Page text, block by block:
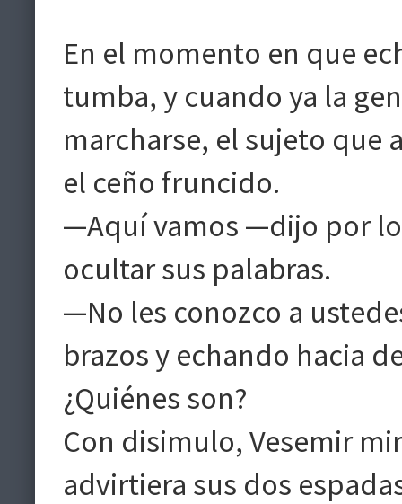
En el momento en que
tumba, y cuando ya la
marcharse, el sujeto que
el ceño fruncido.
—Aquí vamos —dijo por
ocultar sus palabras.
—No les conozco a
brazos y echando hacia
¿Quiénes son?
Con disimulo, Vesemir
advirtiera sus dos